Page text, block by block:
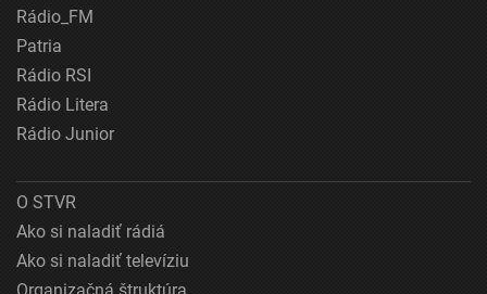
Rádio_FM
Patria
Rádio RSI
Rádio Litera
Rádio Junior
O STVR
Ako si naladiť rádiá
Ako si naladiť televíziu